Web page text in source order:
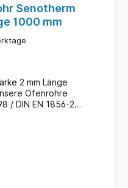
Senotherm
1000 mm
2 mm Länge
Ofenrohre
/ DIN EN 1856-2